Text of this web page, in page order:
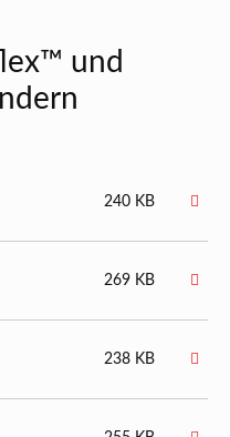
und
240 KB
269 KB
238 KB